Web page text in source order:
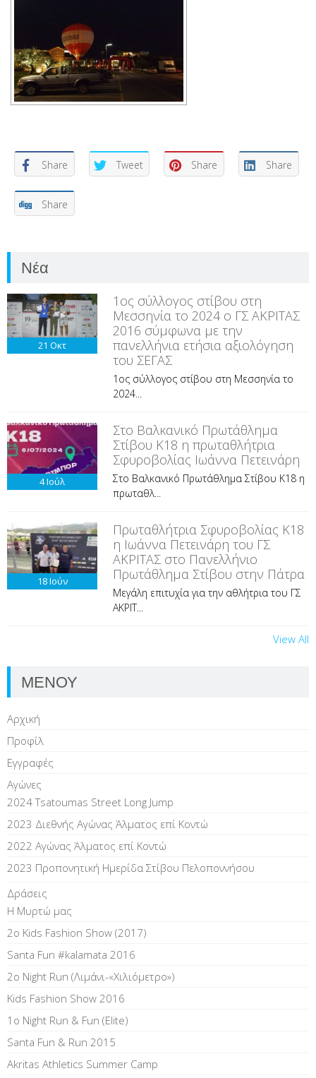
Share Tweet Share Share
Share
Νέα
21 Οκτ
1ος σύλλογος στίβου στη
Μεσσηνία το 2024 ο ΓΣ ΑΚΡΙΤΑΣ
2016 σύμφωνα με την
πανελλήνια ετήσια αξιολόγηση
του ΣΕΓΑΣ
1ος σύλλογος στίβου στη Μεσσηνία το
2024...
4Ιούλ
Στο Βαλκανικό Πρωτάθλημα
Στίβου Κ18 η πρωταθλήτρια
Σφυροβολίας Ιωάννα Πετεινάρη
Στο Βαλκανικό Πρωτάθλημα Στίβου Κ18 η
πρωταθλ...
18Ιούν
Πρωταθλήτρια Σφυροβολίας Κ18
η Ιωάννα Πετεινάρη του ΓΣ
ΑΚΡΙΤΑΣ στο Πανελλήνιο
Πρωτάθλημα Στίβου στην Πάτρα
Μεγάλη επιτυχία για την αθλήτρια του ΓΣ
ΑΚΡΙΤ...
View All
ΜΕΝΟΥ
Αρχική
Προφίλ
Εγγραφές
Αγώνες
2024 Tsatoumas Street Long Jump
2023 Διεθνής Αγώνας Άλματος επί Kοντώ
2022 Αγώνας Άλματος επί Κοντώ
2023 Προπονητική Ημερίδα Στίβου Πελοποννήσου
Δράσεις
Η Μυρτώ μας
2ο Kids Fashion Show (2017)
Santa Fun #kalamata 2016
2ο Night Run (Λιμάνι-«Χιλιόμετρο»)
Kids Fashion Show 2016
1o Night Run & Fun (Elite)
Santa Fun & Run 2015
Akritas Athletics Summer Camp